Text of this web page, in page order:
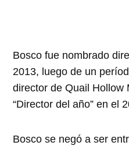
Bosco fue nombrado
2013, luego de un
director de Quail Hollow
“Director del año” en el
Bosco se negó a ser